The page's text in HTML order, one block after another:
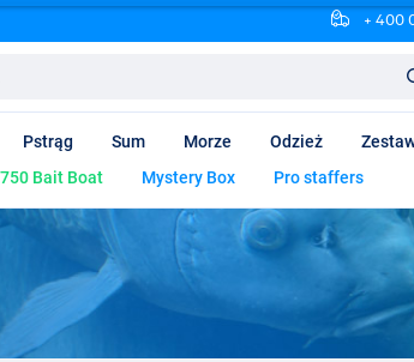
+ 400
Pstrąg Sum Morze Odzież
Bait Boat Mystery Box Pro staffers